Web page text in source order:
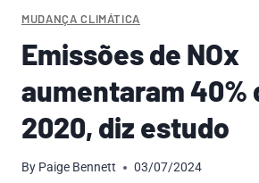
MUDANÇA CLIMÁTICA
Emissões de NOx
aumentaram 40%
2020, diz estudo
By Paige Bennett 03/07/2024